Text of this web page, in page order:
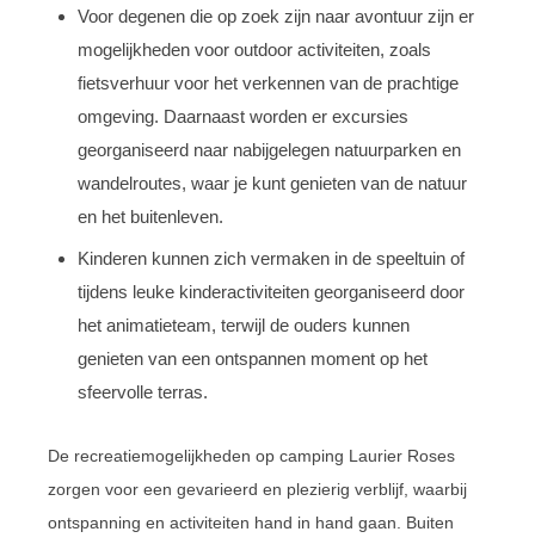
Voor degenen die op zoek zijn naar avontuur zijn er
mogelijkheden voor outdoor activiteiten, zoals
fietsverhuur voor het verkennen van de prachtige
omgeving. Daarnaast worden er excursies
georganiseerd naar nabijgelegen natuurparken en
wandelroutes, waar je kunt genieten van de natuur
en het buitenleven.
Kinderen kunnen zich vermaken in de speeltuin of
tijdens leuke kinderactiviteiten georganiseerd door
het animatieteam, terwijl de ouders kunnen
genieten van een ontspannen moment op het
sfeervolle terras.
De recreatiemogelijkheden op camping Laurier Roses
zorgen voor een gevarieerd en plezierig verblijf, waarbij
ontspanning en activiteiten hand in hand gaan. Buiten